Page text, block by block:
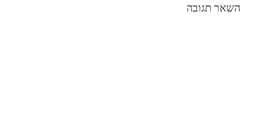
השאר תגובה